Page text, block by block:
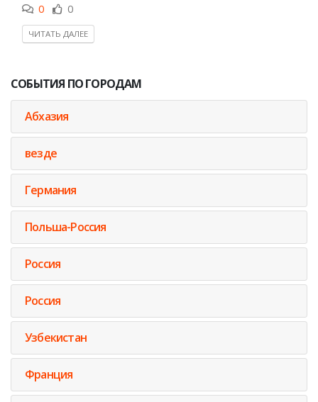
0
0
ЧИТАТЬ ДАЛЕЕ
СОБЫТИЯ ПО ГОРОДАМ
Абхазия
везде
Германия
Польша-Россия
Россия
Россия
Узбекистан
Франция